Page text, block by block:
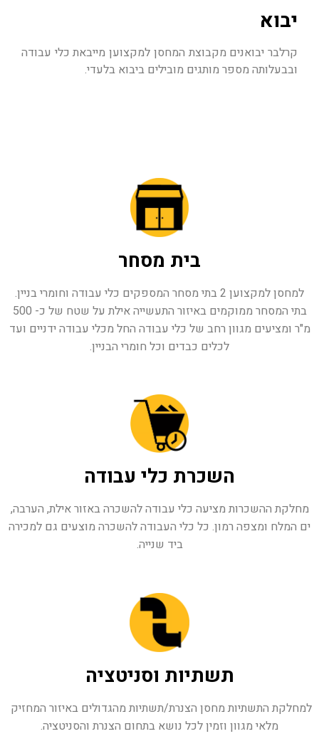
יבוא
קרלבר יבואנים מקבוצת המחסן למקצוען מייבאת כלי עבודה
ובבעלותה מספר מותגים מובילים ביבוא בלעדי.
בית מסחר
למחסן למקצוען 2 בתי מסחר המספקים כלי עבודה וחומרי בניין.
בתי המסחר ממוקמים באיזור התעשייה אילת על שטח של כ- 500
מ"ר ומציעים מגוון רחב של כלי עבודה החל מכלי עבודה ידניים ועד
לכלים כבדים וכל חומרי הבניין.
השכרת כלי עבודה
מחלקת ההשכרות מציעה כלי עבודה להשכרה באזור אילת, הערבה,
ים המלח ומצפה רמון. כל כלי העבודה להשכרה מוצעים גם למכירה
ביד שנייה.
תשתיות וסניטציה
מלאי מגוון וזמין לכל נושא בתחום הצנרת והסניטציה.